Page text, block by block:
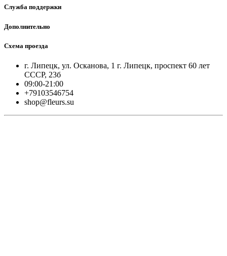
Служба поддержки
Дополнительно
Схема проезда
г. Липецк, ул. Осканова, 1 г. Липецк, проспект 60 лет
СССР, 23б
09:00-21:00
+79103546754
shop@fleurs.su